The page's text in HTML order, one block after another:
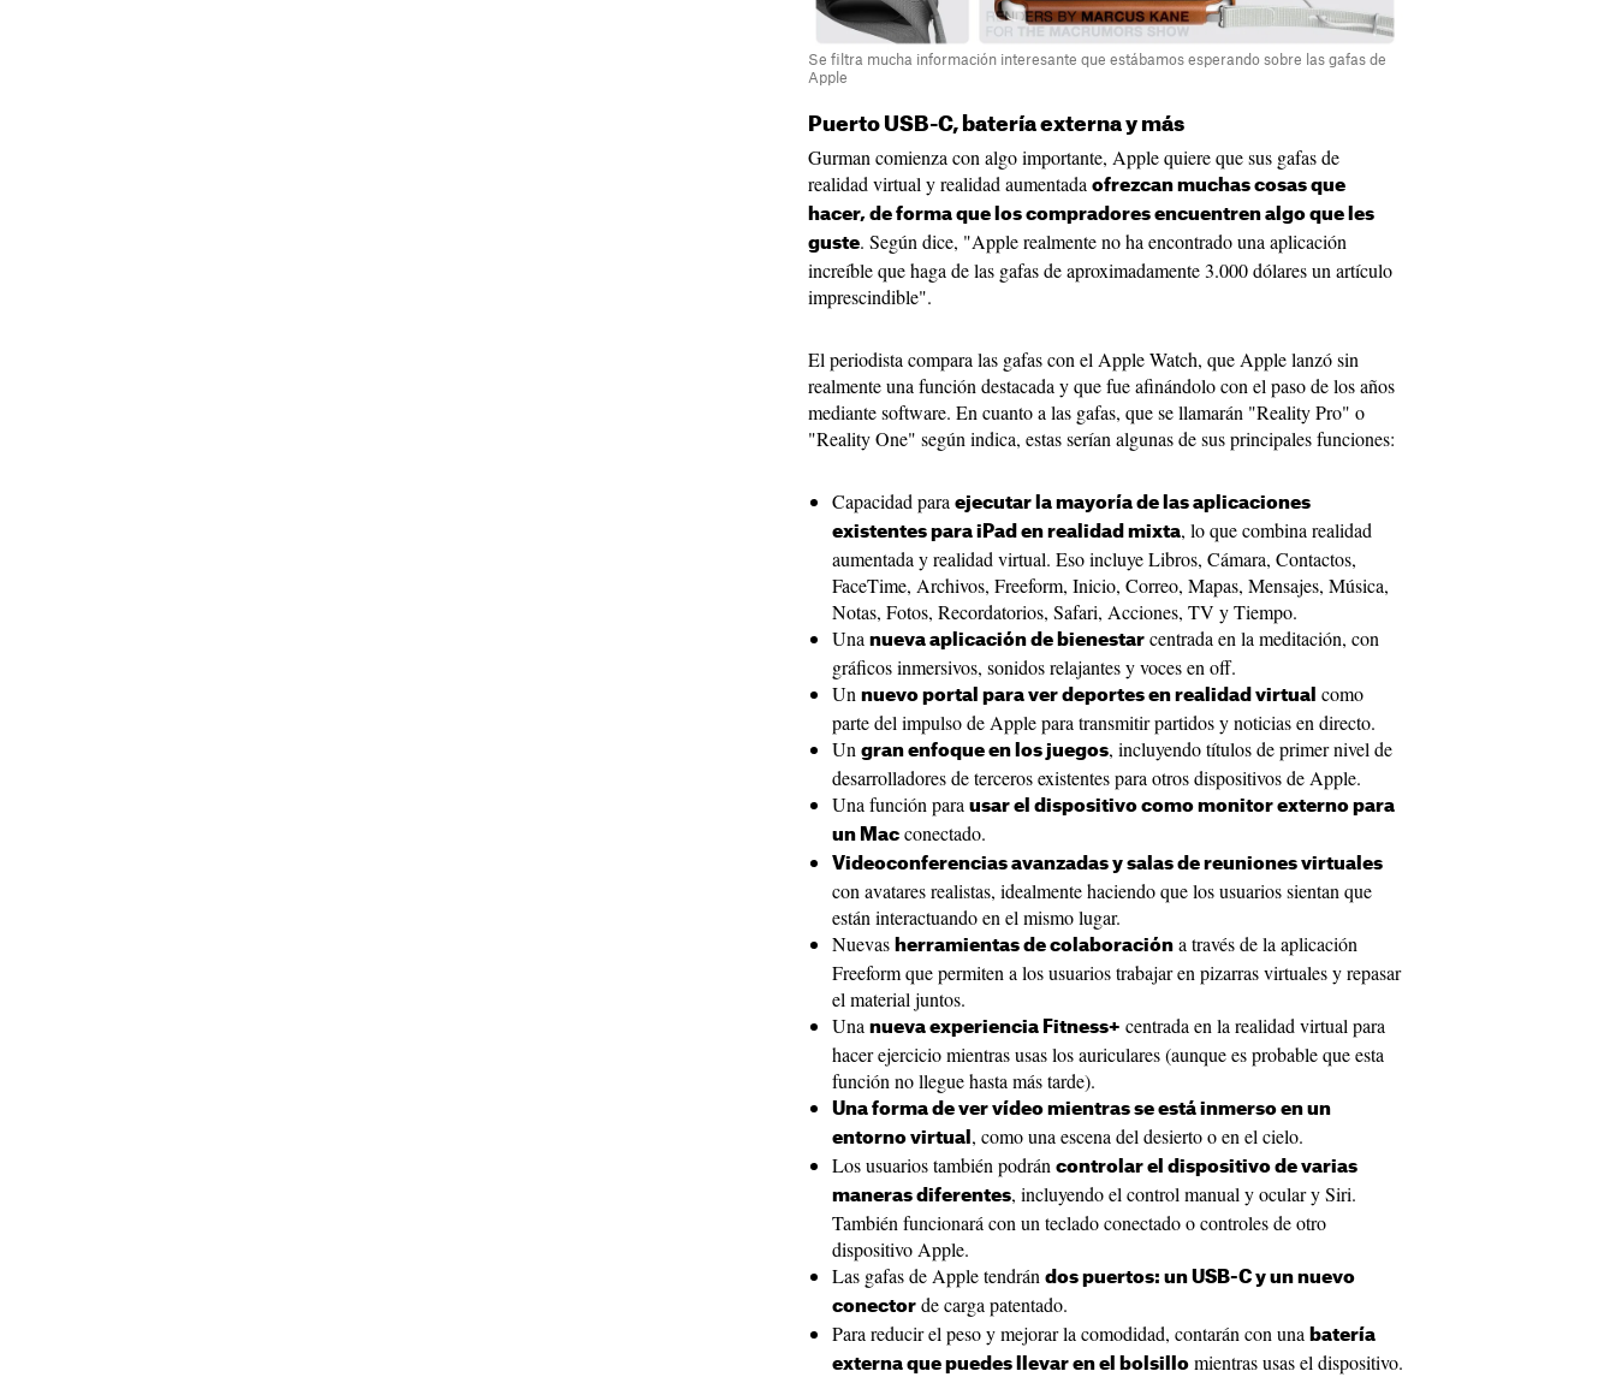
Se filtra mucha información interesante que estábamos esperando sobre las gafas de
Apple
Puerto USB-C, batería externa y más
Gurman comienza con algo importante, Apple quiere que sus gafas de
realidad virtual y realidad aumentada ofrezcan muchas cosas que
hacer, de forma que los compradores encuentren algo que les
guste. Según dice, "Apple realmente no ha encontrado una aplicación
increíble que haga de las gafas de aproximadamente 3.000 dólares un artículo
imprescindible".
El periodista compara las gafas con el Apple Watch, que Apple lanzó sin
realmente una función destacada y que fue afinándolo con el paso de los años
mediante software. En cuanto a las gafas, que se llamarán "Reality Pro" o
"Reality One" según indica, estas serían algunas de sus principales funciones:
Capacidad para ejecutar la mayoría de las aplicaciones
existentes para iPad en realidad mixta, lo que combina realidad
aumentada y realidad virtual. Eso incluye Libros, Cámara, Contactos,
FaceTime, Archivos, Freeform, Inicio, Correo, Mapas, Mensajes, Música,
Notas, Fotos, Recordatorios, Safari, Acciones, TV y Tiempo.
Una nueva aplicación de bienestar centrada en la meditación, con
gráficos inmersivos, sonidos relajantes y voces en off.
Un nuevo portal para ver deportes en realidad virtual como
parte del impulso de Apple para transmitir partidos y noticias en directo.
Un gran enfoque en los juegos, incluyendo títulos de primer nivel de
desarrolladores de terceros existentes para otros dispositivos de Apple.
Una función para usar el dispositivo como monitor externo para
un Mac conectado.
Videoconferencias avanzadas y salas de reuniones virtuales
con avatares realistas, idealmente haciendo que los usuarios sientan que
están interactuando en el mismo lugar.
Nuevas herramientas de colaboración a través de la aplicación
Freeform que permiten a los usuarios trabajar en pizarras virtuales y repasar
el material juntos.
Una nueva experiencia Fitness+ centrada en la realidad virtual para
hacer ejercicio mientras usas los auriculares (aunque es probable que esta
función no llegue hasta más tarde).
Una forma de ver vídeo mientras se está inmerso en un
entorno virtual , como una escena del desierto o en el cielo.
Los usuarios también podrán controlar el dispositivo de varias
maneras diferentes, incluyendo el control manual y ocular y Siri.
También funcionará con un teclado conectado o controles de otro
dispositivo Apple.
Las gafas de Apple tendrán dos puertos: un USB-C y un nuevo
conector de carga patentado.
Para reducir el peso y mejorar la comodidad, contarán con una batería
externa que puedes llevar en el bolsillo mientras usas el dispositivo.